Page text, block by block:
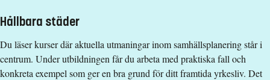
Filosofie kandidatexamen med huvudområde
Samhällsplanering
Hållbara städer
Du läser kurser där aktuella utmaningar inom samhällsplanering står i
centrum. Under utbildningen får du arbeta med praktiska fall och
konkreta exempel som ger en bra grund för ditt framtida yrkesliv. Det